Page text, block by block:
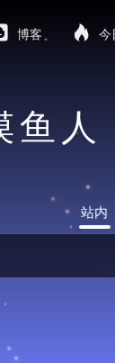
博客 今
鱼人
站内